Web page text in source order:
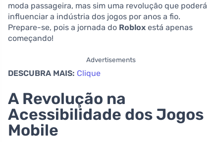
moda passageira, mas sim uma revolução que poderá
influenciar a indústria dos jogos por anos a fio.
Prepare-se, pois a jornada do Roblox está apenas
começando!
Advertisements
DESCUBRA MAIS: Clique
A Revolução na
Acessibilidade dos Jogos
Mobile